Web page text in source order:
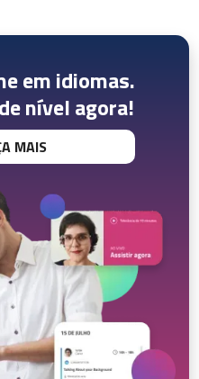
em idiomas.
nível agora!
MAIS